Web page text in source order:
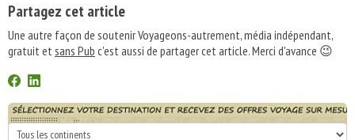
Partagez cet article
Une autre façon de soutenir Voyageons-autrement, média indépendant,
gratuit etsans Pub c'est aussi de partager cet article. Merci d'avance 😉